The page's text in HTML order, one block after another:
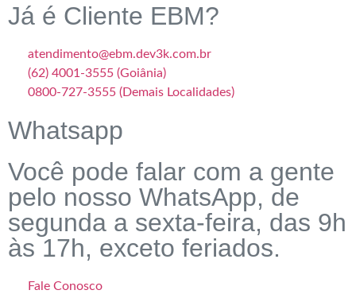
Já é Cliente EBM?
atendimento@ebm.dev3k.com.br
(62) 4001-3555 (Goiânia)
0800-727-3555 (Demais Localidades)
Whatsapp
Você pode falar com a gente
pelo nosso WhatsApp, de
segunda a sexta-feira, das 9h
às 17h, exceto feriados.
Fale Conosco